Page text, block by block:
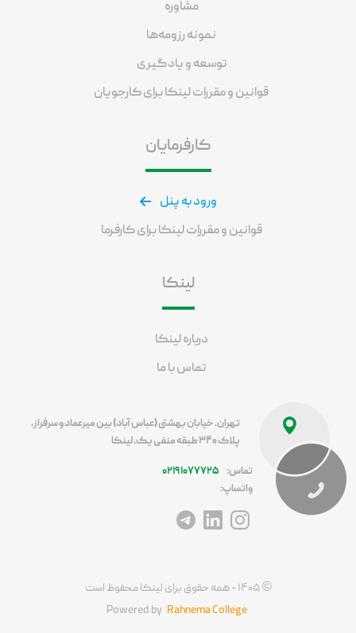
مشاوره
نمونه رزومه‌ها
توسعه و یادگیری
قوانین و مقررات لینکا برای کارجویان
کارفرمایان
ورود به پنل
قوانین و مقررات لینکا برای کارفرما
لینکا
درباره لینکا
تماس با ما
تهران، خیابان بهشتی (عباس آباد) بین میرعماد و سرفراز،
پلاک ۳۴۰ طبقه منفی یک، لینکا
تماس:
۰۲۱۹۱۰۷۷۷۲۵
واتساپ:
آدرس اینستاگرام
آدرس لینکداین
آدرس تلگرام
©۱۴۰۵ - همه حقوق برای لینکا محفوظ است
Powered by Rahnema College